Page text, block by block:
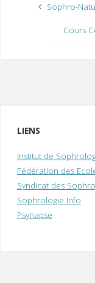
Sophro-
Cours
LIENS
Institut de
Fédération des
Syndicat des
Sophrologie Info
Psynapse